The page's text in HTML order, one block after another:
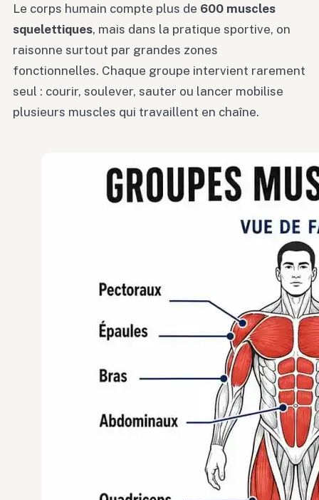
Le corps humain compte plus de 600 muscles
squelettiques, mais dans la pratique sportive, on
raisonne surtout par grandes zones
fonctionnelles. Chaque groupe intervient rarement
seul : courir, soulever, sauter ou lancer mobilise
plusieurs muscles qui travaillent en chaîne.